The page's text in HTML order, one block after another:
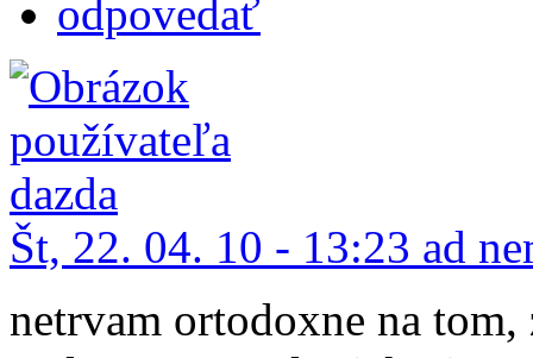
odpovedať
Št, 22. 04. 10 - 13:23 ad
netrvam ortodoxne na